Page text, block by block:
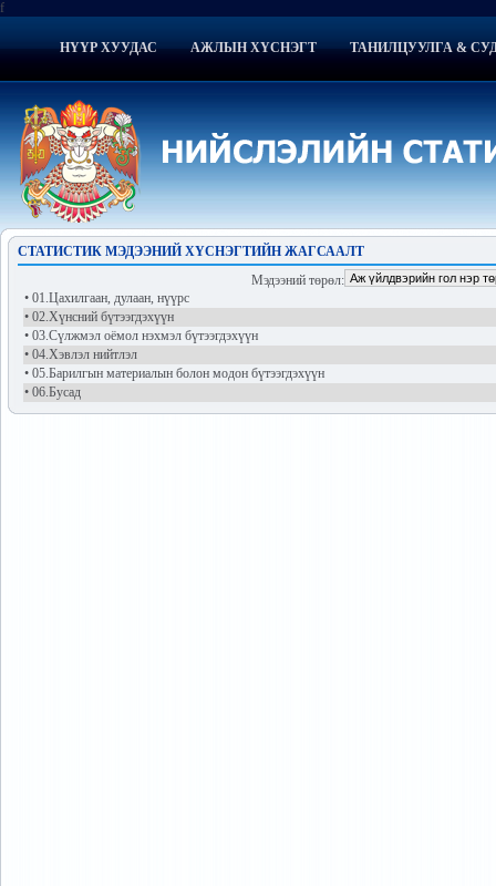
f
НҮҮР ХУУДАС АЖЛЫН ХҮСНЭГТ ТАНИЛЦУУЛГА &
СТАТИСТИК МЭДЭЭНИЙ ХҮСНЭГТИЙН ЖАГСААЛТ
Мэдээний төрөл:
• 01.Цахилгаан, дулаан, нүүрс
• 02.Хүнсний бүтээгдэхүүн
• 03.Сүлжмэл оёмол нэхмэл бүтээгдэхүүн
• 04.Хэвлэл нийтлэл
• 05.Барилгын материалын болон модон бүтээгдэхүүн
• 06.Бусад